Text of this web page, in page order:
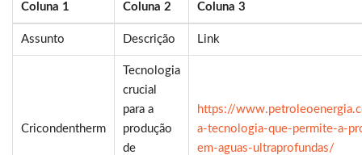
Coluna 1 Coluna 2 Coluna 3
Assunto Descrição Link
Cricondentherm
Tecnologia
crucial
para a
produção
de
https://
a-tecnologia-que-permite-a-
em-aguas-ultraprofundas/